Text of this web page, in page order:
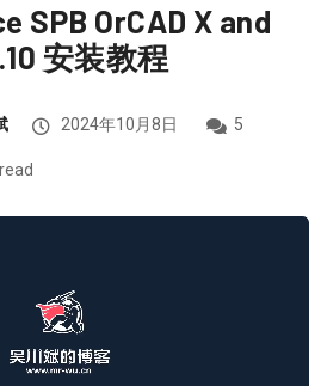
SPB OrCAD X and
安装教程
2024年10月8日 5